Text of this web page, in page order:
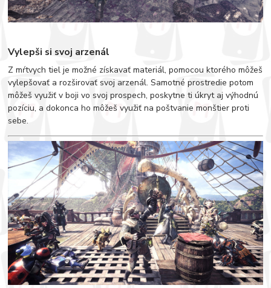
Vylepši si svoj arzenál
Z mŕtvych tiel je možné získavať materiál, pomocou ktorého môžeš
vylepšovať a rozširovať svoj arzenál. Samotné prostredie potom
môžeš využiť v boji vo svoj prospech, poskytne ti úkryt aj výhodnú
pozíciu, a dokonca ho môžeš využiť na poštvanie monštier proti
sebe.